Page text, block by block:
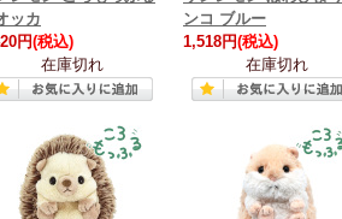
ッカ
円(税込)
在庫切れ
ンコ ブルー
1,518円(税込)
在庫切れ